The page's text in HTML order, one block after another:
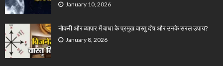
January 10, 2026
नौकरी और व्यापार में बाधा के प्रमुख वास्तु दोष और उनके सरल उपाय?
January 8, 2026